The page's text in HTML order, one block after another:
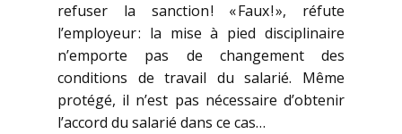
refuser la sanction ! « Faux ! », réfute
l’employeur : la mise à pied disciplinaire
n’emporte pas de changement des
conditions de travail du salarié. Même
protégé, il n’est pas nécessaire d’obtenir
l’accord du salarié dans ce cas…